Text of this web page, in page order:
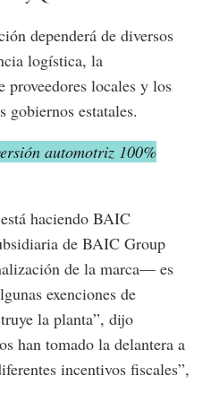
dependerá de diversos
logística, la
locales y los
gobiernos estatales.
automotriz 100%
haciendo BAIC
de BAIC Group
de la marca— es
exenciones de
la planta”, dijo
han tomado la delantera a
incentivos fiscales”,